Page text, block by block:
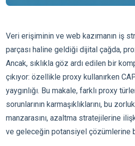
Veri erişiminin ve web kazımanın iş
parçası haline geldiği dijital çağda,
Ancak, sıklıkla göz ardı edilen bir
çıkıyor: özellikle proxy kullanırken
yaygınlığı. Bu makale, farklı proxy
sorunlarının karmaşıklıklarını, bu
manzarasını, azaltma stratejilerine
ve geleceğin potansiyel çözümlerine